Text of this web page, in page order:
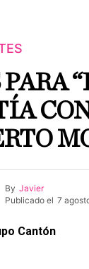
By Javier
Publicado el 7
Cantón